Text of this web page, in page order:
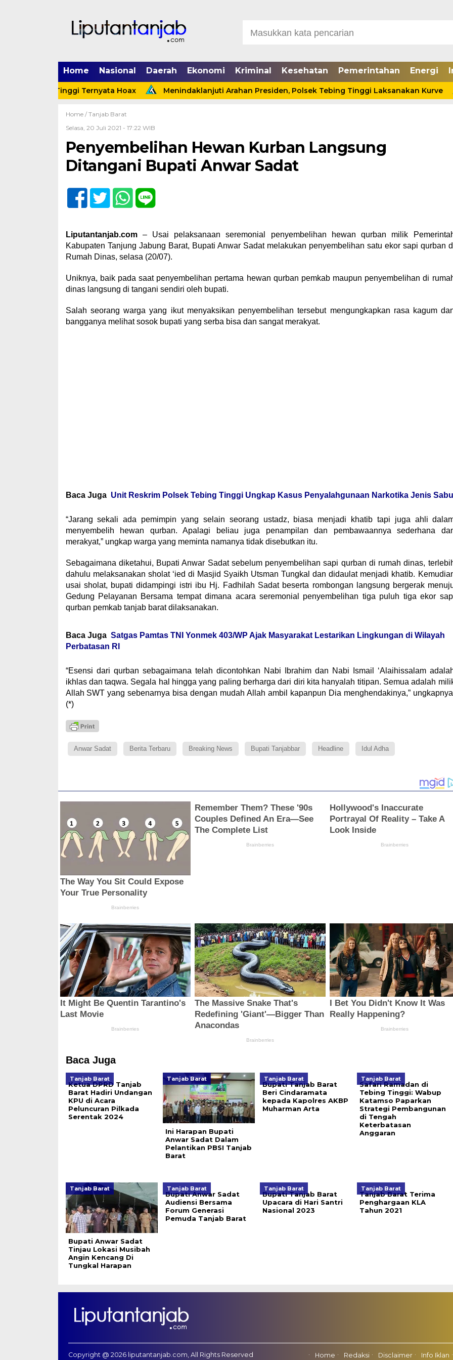
Home Nasional Daerah Ekonomi Kriminal Kesehatan Pemerintahan Energi
Tebing Tinggi Ternyata Hoax Menindaklanjuti Arahan Presiden, Polsek Tebing Tinggi Laksanakan Kurve
Home / Tanjab Barat
Selasa, 20 Juli 2021 - 17:22 WIB
Penyembelihan Hewan Kurban Langsung
Ditangani Bupati Anwar Sadat
Liputantanjab.com– Usai pelaksanaan seremonial penyembelihan hewan qurban milik
Kabupaten Tanjung Jabung Barat, Bupati Anwar Sadat melakukan penyembelihan satu ekor sapi qurban
Rumah Dinas, selasa (20/07).
Uniknya, baik pada saat penyembelihan pertama hewan qurban pemkab maupun penyembelihan di
dinas langsung di tangani sendiri oleh bupati.
Salah seorang warga yang ikut menyaksikan penyembelihan tersebut mengungkapkan rasa kagum
bangganya melihat sosok bupati yang serba bisa dan sangat merakyat.
Baca Juga Unit Reskrim Polsek Tebing Tinggi Ungkap Kasus Penyalahgunaan Narkotika Jenis Sabu
“Jarang sekali ada pemimpin yang selain seorang ustadz, biasa menjadi khatib tapi juga ahli
menyembelih hewan qurban. Apalagi beliau juga penampilan dan pembawaannya sederhana
merakyat,” ungkap warga yang meminta namanya tidak disebutkan itu.
Sebagaimana diketahui, Bupati Anwar Sadat sebelum penyembelihan sapi qurban di rumah dinas,
dahulu melaksanakan sholat ‘ied di Masjid Syaikh Utsman Tungkal dan didaulat menjadi khatib.
usai sholat, bupati didampingi istri ibu Hj. Fadhilah Sadat beserta rombongan langsung bergerak
Gedung Pelayanan Bersama tempat dimana acara seremonial penyembelihan tiga puluh tiga ekor
qurban pemkab tanjab barat dilaksanakan.
Baca Juga Satgas Pamtas TNI Yonmek 403/WP Ajak Masyarakat Lestarikan Lingkungan di Wilayah
Perbatasan RI
“Esensi dari qurban sebagaimana telah dicontohkan Nabi Ibrahim dan Nabi Ismail ‘Alaihissalam
ikhlas dan taqwa. Segala hal hingga yang paling berharga dari diri kita hanyalah titipan. Semua adalah
Allah SWT yang sebenarnya bisa dengan mudah Allah ambil kapanpun Dia menghendakinya,”
(*)
Anwar Sadat Berita Terbaru Breaking News Bupati Tanjabbar Headline Idul Adha
Baca Juga
Tanjab Barat
Ketua DPRD Tanjab
Barat Hadiri Undangan
KPU di Acara
Peluncuran Pilkada
Serentak 2024
Tanjab Barat
Ini Harapan Bupati
Anwar Sadat Dalam
Pelantikan PBSI Tanjab
Barat
Tanjab Barat
Bupati Tanjab Barat
Beri Cindaramata
kepada Kapolres AKBP
Muharman Arta
Tanjab Barat
Safari Ramadan di
Tebing Tinggi: Wabup
Katamso Paparkan
Strategi Pembangunan
di Tengah
Keterbatasan
Anggaran
Tanjab Barat
Bupati Anwar Sadat
Tinjau Lokasi Musibah
Angin Kencang Di
Tungkal Harapan
Tanjab Barat
Bupati Anwar Sadat
Audiensi Bersama
Forum Generasi
Pemuda Tanjab Barat
Tanjab Barat
Bupati Tanjab Barat
Upacara di Hari Santri
Nasional 2023
Tanjab Barat
Tanjab Barat Terima
Penghargaan KLA
Tahun 2021
Copyright @ 2026 liputantanjab.com, All Rights Reserved Home Redaksi Disclaimer Info Iklan